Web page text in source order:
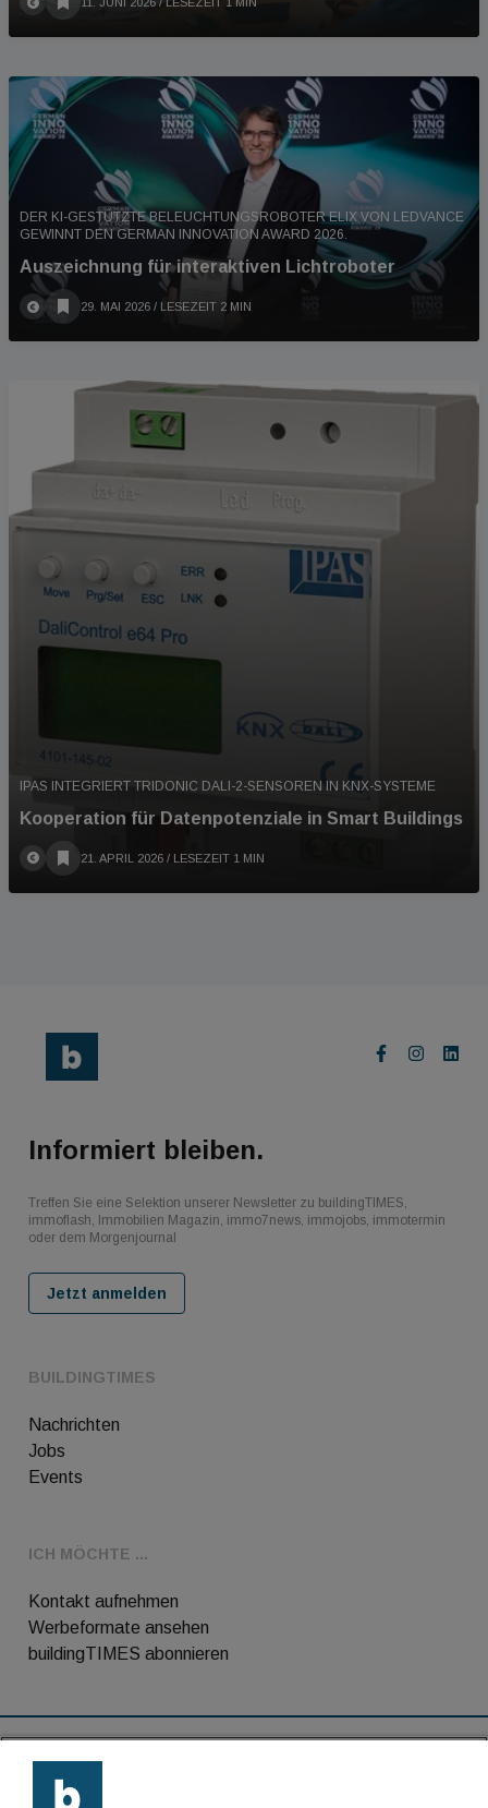
DER KI-GESTÜTZTE BELEUCHTUNGSROBOTER ELIX VON LEDVANCE
GEWINNT DEN GERMAN INNOVATION AWARD 2026.
Auszeichnung für interaktiven Lichtroboter
29. MAI 2026 / LESEZEIT 2 MIN
IPAS INTEGRIERT TRIDONIC DALI-2-SENSOREN IN KNX-SYSTEME
Kooperation für Datenpotenziale in Smart Buildings
21. APRIL 2026 / LESEZEIT 1 MIN
BUILDINGTIMES
Nachrichten
Jobs
Events
ICH MÖCHTE ...
Kontakt aufnehmen
Werbeformate ansehen
buildingTIMES abonnieren
Informiert bleiben.
Treffen Sie eine Selektion unserer Newsletter zu buildingTIMES,
immoflash, Immobilien Magazin, immo7news, immojobs, immotermin
oder dem Morgenjournal
Jetzt anmelden